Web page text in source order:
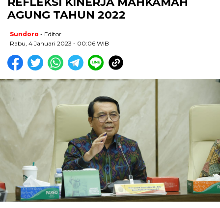
AGUNG TAHUN 2022
Sundoro - Editor
Rabu, 4 Januari 2023 - 00:06 WIB